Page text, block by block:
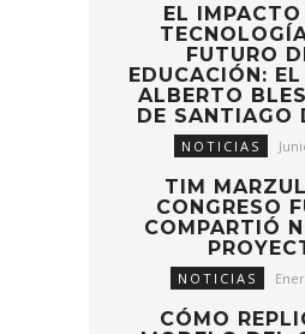
EL
FUTURO
EDUCACIÓN:
ALBERTO
DE SANTIAGO
NOTICIAS
TIM
CONGRESO
COMPARTIÓ
NOTICIAS
CÓMO